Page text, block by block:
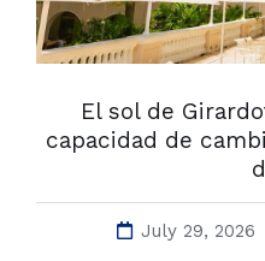
El sol de
capacidad de
July 29, 2026